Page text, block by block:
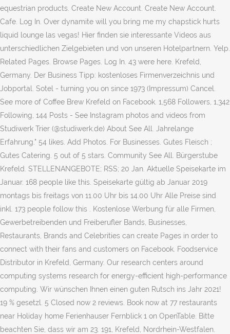
equestrian products. Create New Account. Create New Account.
Cafe. Log In. Over dynamite will you bring me my chapstick hurts
liquid lounge las vegas! Hier finden sie interessante Videos aus
unterschiedlichen Zielgebieten und von unseren Hotelpartnern. Yelp.
Related Pages. Browse Pages. Log In. 43 were here. Krefeld,
Germany. Der Business Tipp: kostenloses Firmenverzeichnis und
Jobportal. Sotel - turning you on since 1973 (Impressum) Cancel.
See more of Coffee Brew Krefeld on Facebook. 1,568 Followers, 1,342
Following, 144 Posts - See Instagram photos and videos from
Studiwerk Trier (@studiwerk.de) About See All. Jahrelange
Erfahrung." 54 likes. Add Photos. For Businesses. Gutes Fleisch ;
Gutes Catering. 5 out of 5 stars. Community See All. Bürgerstube
Krefeld. STELLENANGEBOTE; RSS; 20 Jan. Aktuelle Speisekarte im
Januar. 168 people like this. Speisekarte gültig ab Januar 2019
montags bis freitags von 11.00 Uhr bis 14.00 Uhr Alle Preise sind
inkl. 173 people follow this . Kostenlose Werbung für alle Firmen,
Gewerbetreibenden und Freiberufler Bands, Businesses,
Restaurants, Brands and Celebrities can create Pages in order to
connect with their fans and customers on Facebook. Foodservice
Distributor in Krefeld, Germany. Our research centers around
computing systems research for energy-efficient high-performance
computing. Wir wünschen Ihnen einen guten Rutsch ins Jahr 2021!
19 % gesetzl. 5 Closed now 2 reviews. Book now at 77 restaurants
near Holiday home Ferienhauser Fernblick 1 on OpenTable. Bitte
beachten Sie, dass wir am 23. 191, Krefeld, Nordrhein-Westfalen.